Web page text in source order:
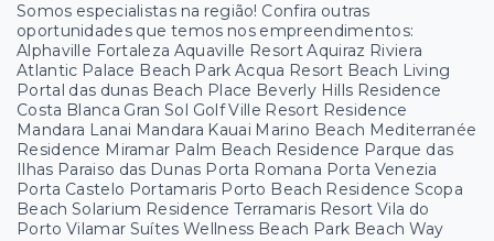
Somos especialistas na região! Confira outras
oportunidades que temos nos empreendimentos:
Alphaville Fortaleza Aquaville Resort Aquiraz Riviera
Atlantic Palace Beach Park Acqua Resort Beach Living
Portal das dunas Beach Place Beverly Hills Residence
Costa Blanca Gran Sol Golf Ville Resort Residence
Mandara Lanai Mandara Kauai Marino Beach Mediterranée
Residence Miramar Palm Beach Residence Parque das
Ilhas Paraiso das Dunas Porta Romana Porta Venezia
Porta Castelo Portamaris Porto Beach Residence Scopa
Beach Solarium Residence Terramaris Resort Vila do
Porto Vilamar Suítes Wellness Beach Park Beach Way